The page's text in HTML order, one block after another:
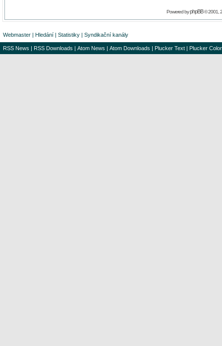
Powered byphpBB© 2001,
Webmaster | Hledání | Statistiky | Syndikační kanály
RSS News | RSS Downloads | Atom News | Atom Downloads | Plucker Text | Plucker Color